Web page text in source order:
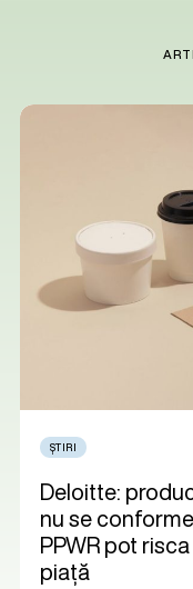
ȘTIRI
Deloitte:
nu se
PPWR pot
piață